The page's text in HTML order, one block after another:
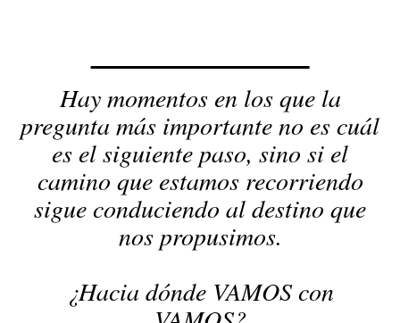
Hay momentos en los que la
pregunta más importante no es cuál
es el siguiente paso, sino si el
camino que estamos recorriendo
sigue conduciendo al destino que
nos propusimos.
¿Hacia dónde VAMOS con